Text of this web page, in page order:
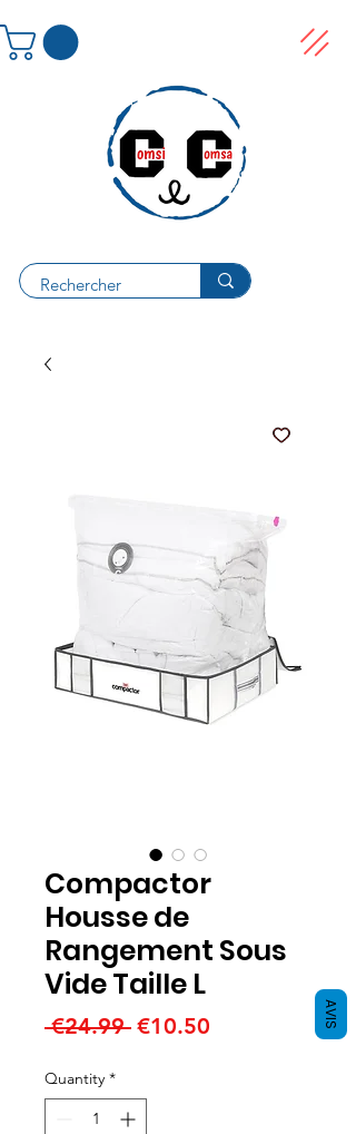
Compactor
Housse de
Rangement Sous
Vide Taille L
€24.99 Regular
€10.50
Quantity *
AVIS